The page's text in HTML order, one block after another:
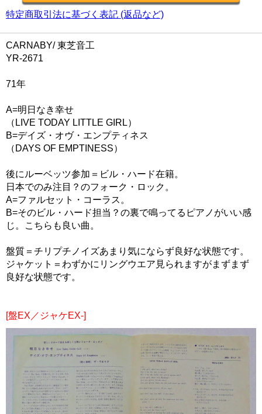
特定商取引法に基づく表記 (返品など)
CARNABY/ 東芝音工
YR-2671
71年
A=明日なき幸せ
（LIVE TODAY LITTLE GIRL）
B=デイズ・オヴ・エンプティネス
（DAYS OF EMPTINESS）
後にルーベッツ参加＝ビル・ハード在籍。
日本でのみ注目？のフォーク・ロック。
A=ファルセット・コーラス。
B=そのビル・ハード担当？の裏で鳴ってるピアノがいい感
じ。こちらも良い曲。
盤質＝チリプチノイズあまり気にならず良好な状態です。
ジャケット＝わずかにリングウエア見られますがまずまず
良好な状態です。
[盤EX／ジャケEX-]